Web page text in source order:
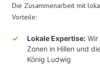
Die Zusammenarbeit mit
Vorteile:
Lokale Expertise: Wir
Zonen in Hillen und
König Ludwig